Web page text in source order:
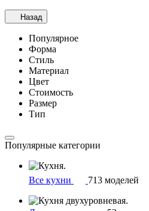
Назад
Популярное
Форма
Стиль
Материал
Цвет
Стоимость
Размер
Тип
Популярные категории
Все кухни 713 моделей